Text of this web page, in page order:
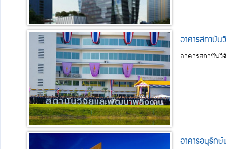
อาคารสถาบั
อาคารสถาบัน
อาคารอนุรัก